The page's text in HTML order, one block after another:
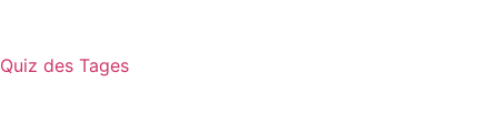
Quiz des Tages